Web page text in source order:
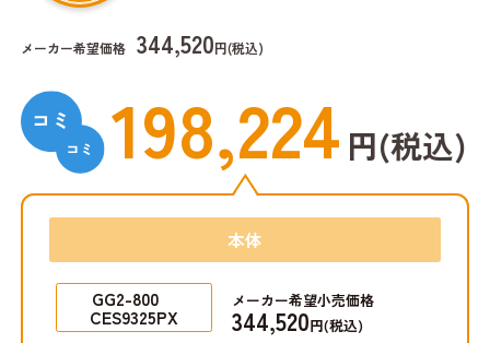
メーカー希望価格 344,520円(税込)
198,224 円(税込)
本体
GG2-800
CES9325PX
メーカー希望小売価格
344,520円(税込)